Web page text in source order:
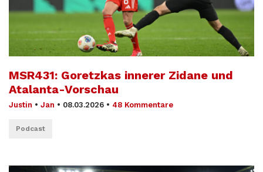
MSR431: Goretzkas innerer Zidane und
Atalanta-Vorschau
Justin • Jan • 08.03.2026 • 48 Kommentare
Podcast